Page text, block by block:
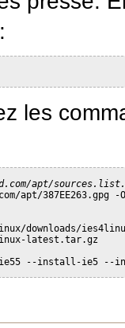
les
apt/
apt/387EE263.gpg
downloads/
latest.tar.gz
--install-ie5 --